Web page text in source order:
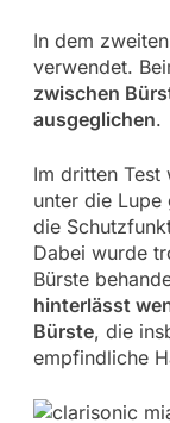
In dem
verwendet.
zwischen
ausgeglichen.
Im dritten Test
unter die
die
Dabei wurde
Bürste
hinterlässt
Bürste, die
empfindliche